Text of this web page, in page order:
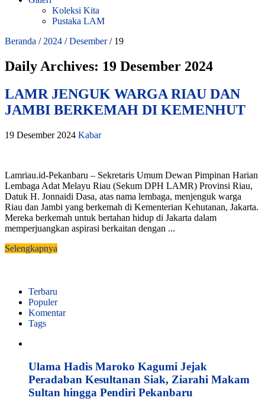
Koleksi Kita
Pustaka LAM
Beranda / 2024 / Desember / 19
Daily Archives: 19 Desember 2024
LAMR JENGUK WARGA RIAU DAN
JAMBI BERKEMAH DI KEMENHUT
19 Desember 2024 Kabar
Lamriau.id-Pekanbaru – Sekretaris Umum Dewan Pimpinan Harian
Lembaga Adat Melayu Riau (Sekum DPH LAMR) Provinsi Riau,
Datuk H. Jonnaidi Dasa, atas nama lembaga, menjenguk warga
Riau dan Jambi yang berkemah di Kementerian Kehutanan, Jakarta.
Mereka berkemah untuk bertahan hidup di Jakarta dalam
memperjuangkan aspirasi berkaitan dengan ...
Selengkapnya
Terbaru
Populer
Komentar
Tags
Ulama Hadis Maroko Kagumi Jejak
Peradaban Kesultanan Siak, Ziarahi Makam
Sultan hingga Pendiri Pekanbaru